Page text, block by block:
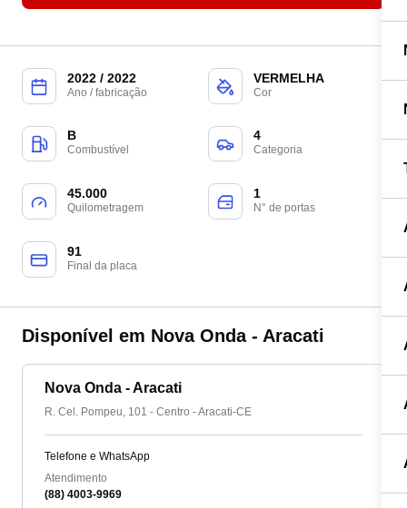
2022 / 2022
Ano / fabricação
VERMELHA
Cor
B
Combustível
4
Categoria
45.000
Quilometragem
1
N° de portas
91
Final da placa
Disponível em Nova Onda - Aracati
Nova Onda - Aracati
R. Cel. Pompeu, 101 - Centro - Aracati-CE
Telefone e WhatsApp
Atendimento
(88) 4003-9969